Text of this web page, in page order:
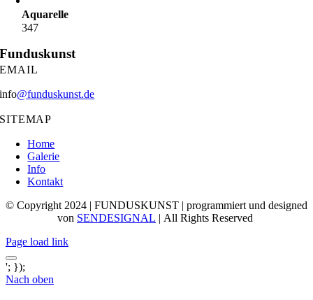
Aquarelle
347
Funduskunst
EMAIL
info@funduskunst.de
SITEMAP
Home
Galerie
Info
Kontakt
© Copyright 2024 | FUNDUSKUNST | programmiert und designed
von SENDESIGNAL | All Rights Reserved
Page load link
'; });
Nach oben